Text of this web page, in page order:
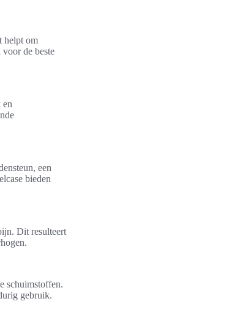
helpt om
de beste
en
een
bieden
Dit resulteert
schuimstoffen.
gebruik.